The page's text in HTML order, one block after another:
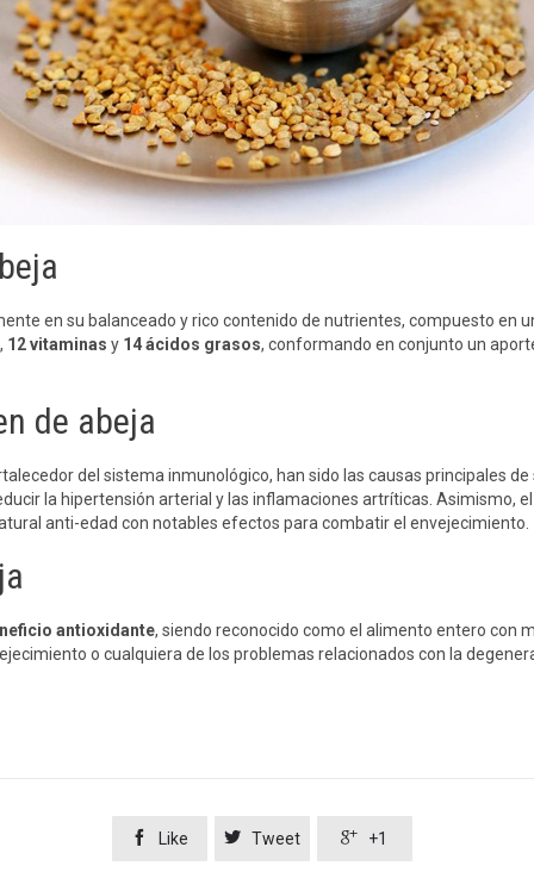
en su balanceado y rico contenido de nutrientes, compuesto en
, 12vitaminas y 14 ácidos grasos, conformando en conjunto un
de abeja
del sistema inmunológico, han sido las causas principales
la hipertensión arterial y las inflamaciones artríticas. Asimismo,
anti-edad con notables efectos para combatir el envejecimiento.
antioxidante, siendo reconocido como el alimento entero con
o cualquiera de los problemas relacionados con la
 Like  Tweet  +1